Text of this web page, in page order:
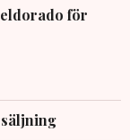
för